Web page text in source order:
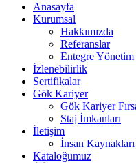
Anasayfa
Kurumsal
Hakkımızda
Referanslar
Entegre
İzlenebilirlik
Sertifikalar
Gök Kariyer
Gök Kariyer
Staj İmkanları
İletişim
İnsan Kaynakları
Kataloğumuz